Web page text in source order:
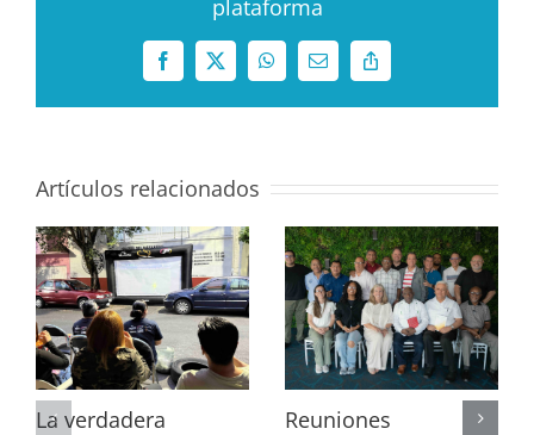
plataforma
Facebook
X WhatsAppCorreoCopy
Artículos relacionados
La verdadera
Reuniones